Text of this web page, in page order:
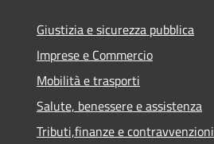
Giustizia e sicurezza pubblica
Imprese e Commercio
Mobilità e trasporti
Salute, benessere e assistenza
Tributi,finanze e contravvenzioni